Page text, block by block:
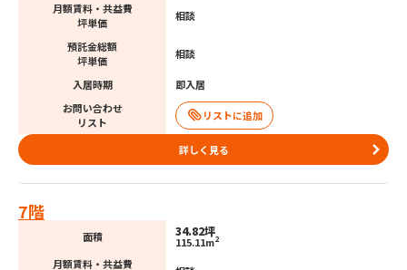
月額賃料・共益費
坪単価
相談
預託金総額
坪単価
相談
入居時期
即入居
お問い合わせ
リスト
詳しく見る
7階
面積 34.82坪
115.11m2
月額賃料・共益費